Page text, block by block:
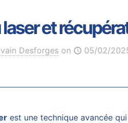
et
Desforges on 05/02/
est une technique avancée